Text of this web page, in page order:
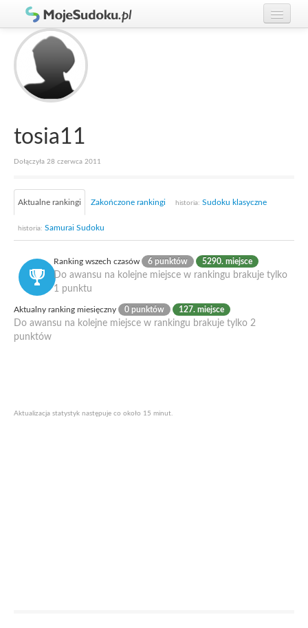
Graj w Sudoku!
Zasady Sudoku
Rankingi
Gracze
tosia11
Dołączyła 28 czerwca 2011
Aktualne rankingi Zakończone rankingi historia: Sudoku klasyczne
historia: Samurai Sudoku
Ranking wszech czasów 6 punktów 5290. miejsce
Do awansu na kolejne miejsce w rankingu brakuje tylko
1 punktu
Aktualny ranking miesięczny 0 punktów 127. miejsce
Do awansu na kolejne miejsce w rankingu brakuje tylko 2
punktów
Aktualizacja statystyk następuje co około 15 minut.